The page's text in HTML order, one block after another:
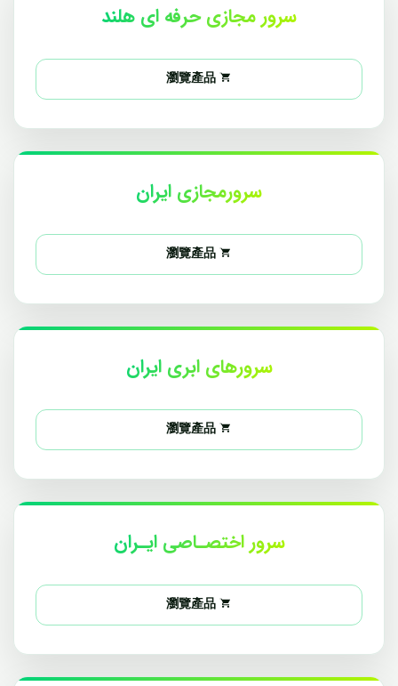
سرور مجازی حرفه ای هلند
瀏覽產品
سرورمجازی ایران
瀏覽產品
سرورهای ابری ایران
瀏覽產品
سرور اختصـاصی ایـران
瀏覽產品